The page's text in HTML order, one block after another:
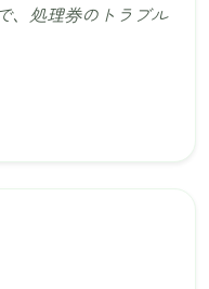
、処理券のトラブル